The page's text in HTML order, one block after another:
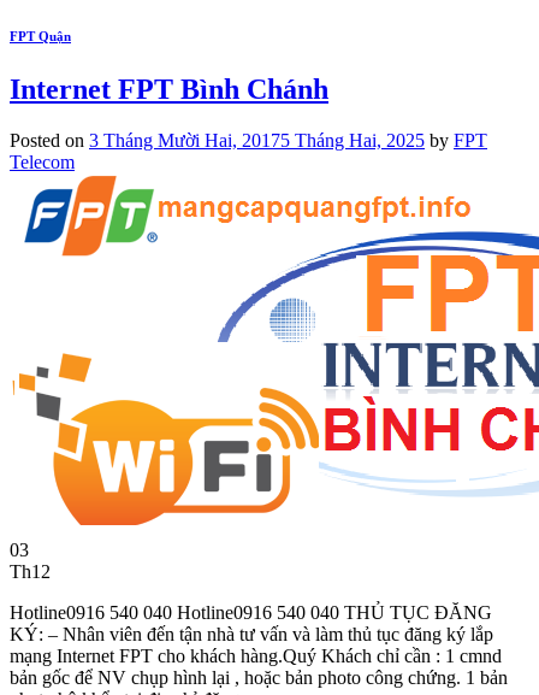
FPT Quận
Internet FPT Bình Chánh
Posted on 3 Tháng Mười Hai, 20175 Tháng Hai, 2025 by FPT
Telecom
03
Th12
Hotline0916 540 040 Hotline0916 540 040 THỦ TỤC ĐĂNG
KÝ: – Nhân viên đến tận nhà tư vấn và làm thủ tục đăng ký lắp
mạng Internet FPT cho khách hàng.Quý Khách chỉ cần : 1 cmnd
bản gốc để NV chụp hình lại , hoặc bản photo công chứng. 1 bản